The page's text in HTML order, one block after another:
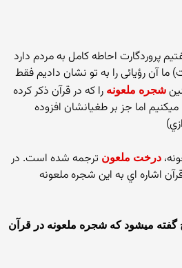
پروردگارت احاطه کامل به مردم دارد
ما آن رؤیائی را به تو نشان دادیم فقط
شجره ملعونه را که در قرآن ذکر کرده
میکنیم اما جز بر طغیانشان افزوده
درخت ملعون ترجمه شده است. در
اشاره اي به این شجره ملعونه
گفته میشود که شجره ملعونه در قرآن